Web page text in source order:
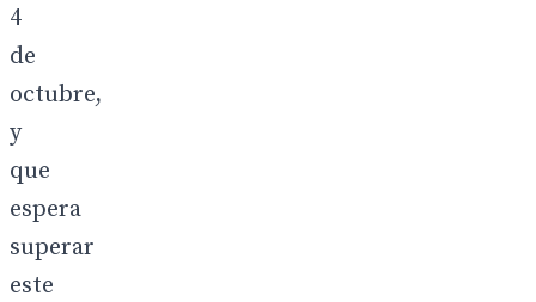
4
de
octubre,
y
que
espera
superar
este